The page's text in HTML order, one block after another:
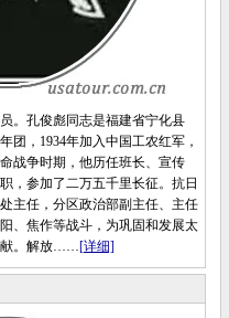
孔俊彪同志是福建省宁化县
团，1934年加入中国工农红军，
战争时期，他历任班长、宣传
，参加了二万五千里长征。抗日
主任，分区政治部副主任、主任
、焦作等战斗，为巩固和发展太
献。解放……[详细]